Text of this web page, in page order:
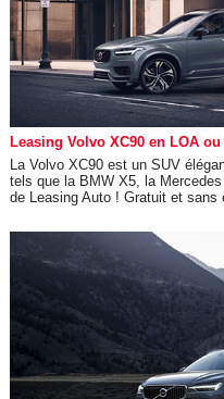
Leasing Volvo XC90 en LOA ou
La Volvo XC90 est un SUV
tels que la BMW X5, la
de Leasing Auto ! Gratuit et sans